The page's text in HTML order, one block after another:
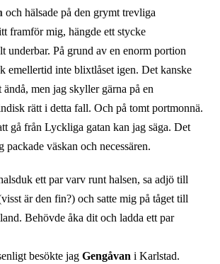
och hälsade på den grymt trevliga
framför mig, hängde ett stycke
underbar. På grund av en enorm portion
emellertid inte blixtlåset igen. Det kanske
men jag skyller gärna på en
rätt i detta fall. Och på tomt portmonnä.
gå från Lyckliga gatan kan jag säga. Det
packade väskan och necessären.
ett par varv runt halsen, sa adjö till
är den fin?) och satte mig på tåget till
Behövde åka dit och ladda ett par
besökte jagGengåvan i Karlstad.